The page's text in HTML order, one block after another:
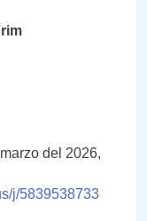
del 2026,
j/5839538733